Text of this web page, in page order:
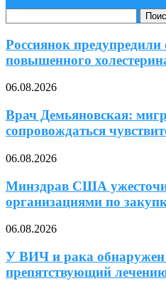
Россиянок
повышенного
06.08.2026
Врач Демьяновская:
сопровождаться
06.08.2026
Минздрав США
организациями по
06.08.2026
У ВИЧ и рака
препятствующий